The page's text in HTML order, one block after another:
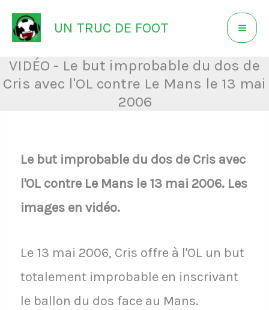
Aller
au
contenu
UN TRUC DE FOOT
VIDÉO - Le but improbable du dos de
Cris avec l'OL contre Le Mans le 13 mai
2006
Le but improbable du dos de Cris avec
l'OL contre Le Mans le 13 mai 2006. Les
images en vidéo.
Le 13 mai 2006, Cris offre à l'OL un but
totalement improbable en inscrivant
le ballon du dos face au Mans.